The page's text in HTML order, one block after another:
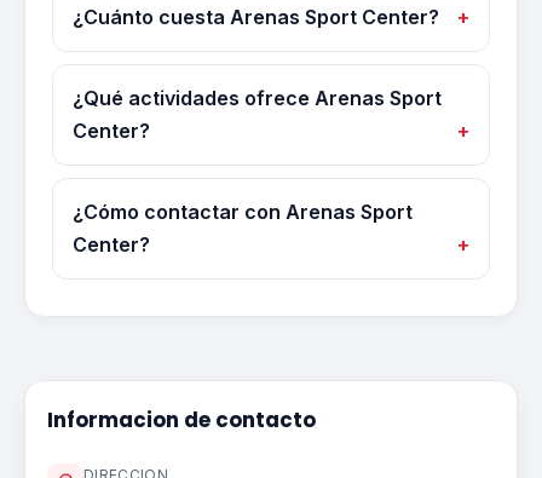
¿Cuánto cuesta Arenas Sport Center?
¿Qué actividades ofrece Arenas Sport
Center?
¿Cómo contactar con Arenas Sport
Center?
Informacion de contacto